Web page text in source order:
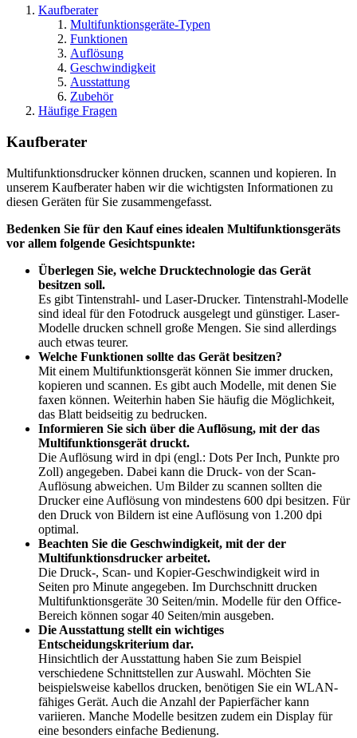
Kaufberater
Multifunktionsgeräte-Typen
Funktionen
Auflösung
Geschwindigkeit
Ausstattung
Zubehör
Häufige Fragen
Kaufberater
Multifunktionsdrucker können drucken, scannen und kopieren. In
unserem Kaufberater haben wir die wichtigsten Informationen zu
diesen Geräten für Sie zusammengefasst.
Bedenken Sie für den Kauf eines idealen Multifunktionsgeräts
vor allem folgende Gesichtspunkte:
Überlegen Sie, welche Drucktechnologie das Gerät
besitzen soll.
Es gibt Tintenstrahl- und Laser-Drucker. Tintenstrahl-Modelle
sind ideal für den Fotodruck ausgelegt und günstiger. Laser-
Modelle drucken schnell große Mengen. Sie sind allerdings
auch etwas teurer.
Welche Funktionen sollte das Gerät besitzen?
Mit einem Multifunktionsgerät können Sie immer drucken,
kopieren und scannen. Es gibt auch Modelle, mit denen Sie
faxen können. Weiterhin haben Sie häufig die Möglichkeit,
das Blatt beidseitig zu bedrucken.
Informieren Sie sich über die Auflösung, mit der das
Multifunktionsgerät druckt.
Die Auflösung wird in dpi (engl.: Dots Per Inch, Punkte pro
Zoll) angegeben. Dabei kann die Druck- von der Scan-
Auflösung abweichen. Um Bilder zu scannen sollten die
Drucker eine Auflösung von mindestens 600 dpi besitzen. Für
den Druck von Bildern ist eine Auflösung von 1.200 dpi
optimal.
Beachten Sie die Geschwindigkeit, mit der der
Multifunktionsdrucker arbeitet.
Die Druck-, Scan- und Kopier-Geschwindigkeit wird in
Seiten pro Minute angegeben. Im Durchschnitt drucken
Multifunktionsgeräte 30 Seiten/min. Modelle für den Office-
Bereich können sogar 40 Seiten/min ausgeben.
Die Ausstattung stellt ein wichtiges
Entscheidungskriterium dar.
Hinsichtlich der Ausstattung haben Sie zum Beispiel
verschiedene Schnittstellen zur Auswahl. Möchten Sie
beispielsweise kabellos drucken, benötigen Sie ein WLAN-
fähiges Gerät. Auch die Anzahl der Papierfächer kann
variieren. Manche Modelle besitzen zudem ein Display für
eine besonders einfache Bedienung.